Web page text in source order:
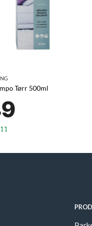
Tørr 500ml